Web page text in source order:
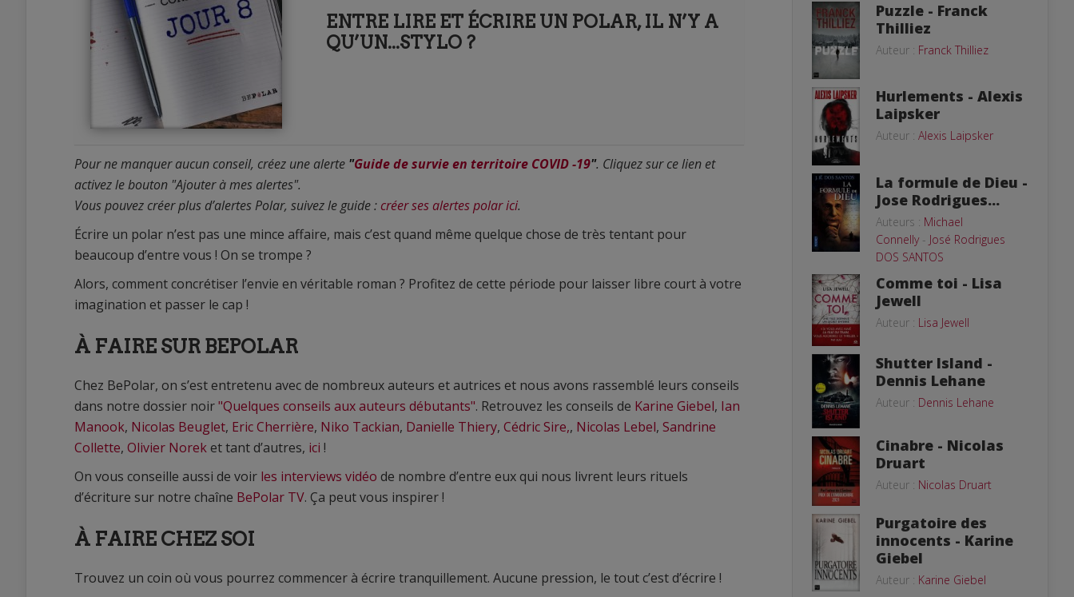
0
ENTRE LIRE ET ÉCRIRE UN POLAR, IL N’Y A
QU’UN...STYLO ?
Pour ne manquer aucun conseil, créez une alerte "Guide de survie en territoire COVID -19". Cliquez sur ce lien et
activez le bouton "Ajouter à mes alertes".
Vous pouvez créer plus d’alertes Polar, suivez le guide : créer ses alertes polar ici.
Écrire un polar n’est pas une mince affaire, mais c’est quand même quelque chose de très tentant pour
beaucoup d’entre vous ! On se trompe ?
Alors, comment concrétiser l’envie en véritable roman ? Profitez de cette période pour laisser libre court à votre
imagination et passer le cap !
À FAIRE SUR BEPOLAR
Chez BePolar, on s’est entretenu avec de nombreux auteurs et autrices et nous avons rassemblé leurs conseils
dans notre dossier noir"Quelques conseils aux auteurs débutants". Retrouvez les conseils de Karine Giebel, Ian
Manook, Nicolas Beuglet, Eric Cherrière, Niko Tackian, Danielle Thiery, Cédric Sire,, Nicolas Lebel, Sandrine
Collette, Olivier Noreket tant d’autres, ici !
On vous conseille aussi de voir les interviews vidéo de nombre d’entre eux qui nous livrent leurs rituels
d’écriture sur notre chaîne BePolar TV. Ça peut vous inspirer !
À FAIRE CHEZ SOI
Trouvez un coin où vous pourrez commencer à écrire tranquillement. Aucune pression, le tout c’est d’écrire !
Puzzle - Franck
Thilliez
Auteur : Franck Thilliez
Hurlements - Alexis
Laipsker
Auteur : Alexis Laipsker
La formule de Dieu -
Jose Rodrigues...
Auteurs : Michael
Connelly- José Rodrigues
DOS SANTOS
Comme toi - Lisa
Jewell
Auteur : Lisa Jewell
Shutter Island -
Dennis Lehane
Auteur : Dennis Lehane
Cinabre - Nicolas
Druart
Auteur : Nicolas Druart
Purgatoire des
innocents - Karine
Giebel
Auteur : Karine Giebel